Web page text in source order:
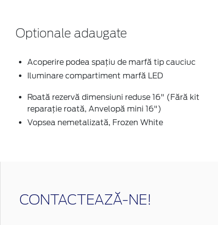
Optionale adaugate
Acoperire podea spațiu de marfă tip cauciuc
Iluminare compartiment marfă LED
Roată rezervă dimensiuni reduse 16" (Fără kit
reparație roată, Anvelopă mini 16")
Vopsea nemetalizată, Frozen White
CONTACTEAZĂ-NE!